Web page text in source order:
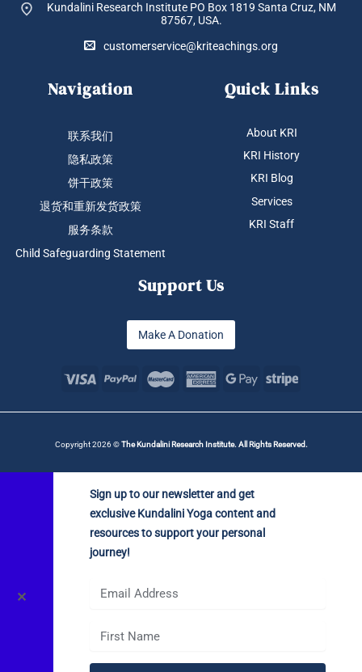
Kundalini Research Institute PO Box 1819 Santa Cruz, NM
87567, USA.
customerservice@kriteachings.org
Navigation
联系我们
隐私政策
饼干政策
退货和重新发货政策
服务条款
Child Safeguarding Statement
Quick Links
About KRI
KRI History
KRI Blog
Services
KRI Staff
Support Us
Make A Donation
Copyright 2026 ©The Kundalini Research Institute. All Rights Reserved.
✕
Sign up to our newsletter and get
exclusive Kundalini Yoga content and
resources to support your personal
journey!